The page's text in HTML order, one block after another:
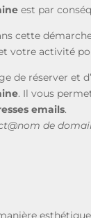
est par
cette
votre activité
de réserver et
. Il vous
emails.
de